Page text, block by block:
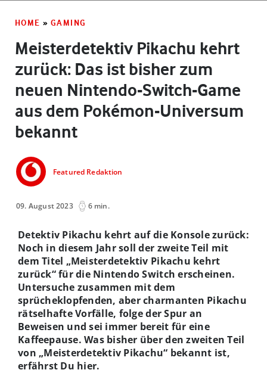
HOME » GAMING
Meisterdetektiv Pikachu kehrt
zurück: Das ist bisher zum
neuen Nintendo-Switch-Game
aus dem Pokémon-Universum
bekannt
Featured Redaktion
09. August 2023 6 min.
Detektiv Pikachu kehrt auf die Konsole zurück:
Noch in diesem Jahr soll der zweite Teil mit
dem Titel „Meisterdetektiv Pikachu kehrt
zurück“ für die Nintendo Switch erscheinen.
Untersuche zusammen mit dem
sprücheklopfenden, aber charmanten Pikachu
rätselhafte Vorfälle, folge der Spur an
Beweisen und sei immer bereit für eine
Kaffeepause. Was bisher über den zweiten Teil
von „Meisterdetektiv Pikachu“ bekannt ist,
erfährst Du hier.